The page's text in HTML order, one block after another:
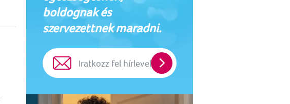
boldognak és
szervezettnek maradni.
Iratkozz
fel
hírlevelünkre!